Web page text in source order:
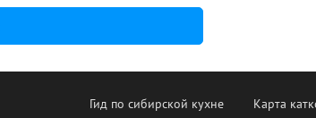
Гид по сибирской кухне Карта